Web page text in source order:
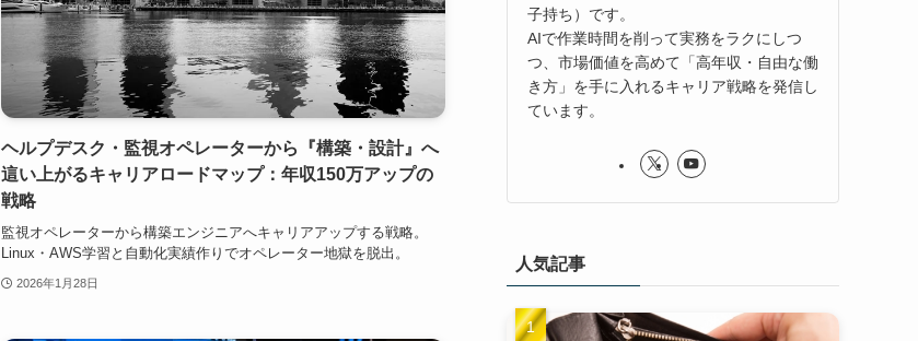
ヘルプデスク・監視オペレーターから『構築・設計』へ
這い上がるキャリアロードマップ：年収150万アップの
戦略
監視オペレーターから構築エンジニアへキャリアアップする戦略。
Linux・AWS学習と自動化実績作りでオペレーター地獄を脱出。
2026年1月28日
子持ち）です。
AIで作業時間を削って実務をラクにしつ
つ、市場価値を高めて「高年収・自由な働
き方」を手に入れるキャリア戦略を発信し
ています。
人気記事